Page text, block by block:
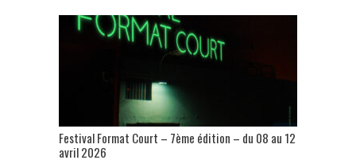
Festival Format Court – 7ème édition – du 08 au 12
avril 2026